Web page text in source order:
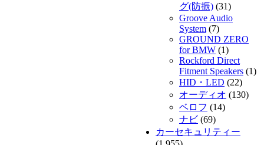
グ(防振) (31)
Groove Audio
System (7)
GROUND ZERO
for BMW (1)
Rockford Direct
Fitment Speakers (1)
HID・LED (22)
オーディオ (130)
ベロフ (14)
ナビ (69)
カーセキュリティー